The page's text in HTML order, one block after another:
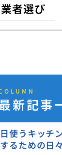
者選び
新記事
使うキッチ
るための日